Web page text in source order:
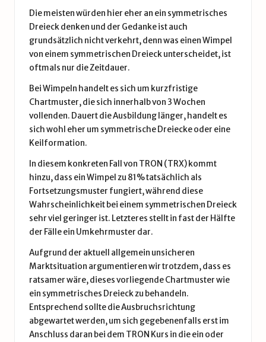
Die meisten würden hier eher an ein symmetrisches
Dreieckdenken und der Gedanke ist auch
grundsätzlich nicht verkehrt, denn was einen Wimpel
von einem symmetrischen Dreieck unterscheidet, ist
oftmals nur die Zeitdauer.
Bei Wimpeln handelt es sich um kurzfristige
Chartmuster, die sich innerhalb von 3 Wochen
vollenden. Dauert die Ausbildung länger, handelt es
sich wohl eher um symmetrische Dreiecke oder eine
Keilformation.
In diesem konkreten Fall von TRON (TRX) kommt
hinzu, dass ein Wimpel zu 81% tatsächlich als
Fortsetzungsmuster fungiert, während diese
Wahrscheinlichkeit bei einem symmetrischen Dreieck
sehr viel geringer ist. Letzteres stellt in fast der Hälfte
der Fälle ein Umkehrmuster dar.
Aufgrund der aktuell allgemein unsicheren
Marktsituation argumentieren wir trotzdem, dass es
ratsamer wäre, dieses vorliegende Chartmuster wie
ein symmetrisches Dreieck zu behandeln.
Entsprechend sollte die Ausbruchsrichtung
abgewartet werden, um sich gegebenenfalls erst im
Anschluss daran bei dem TRON Kurs in die ein oder